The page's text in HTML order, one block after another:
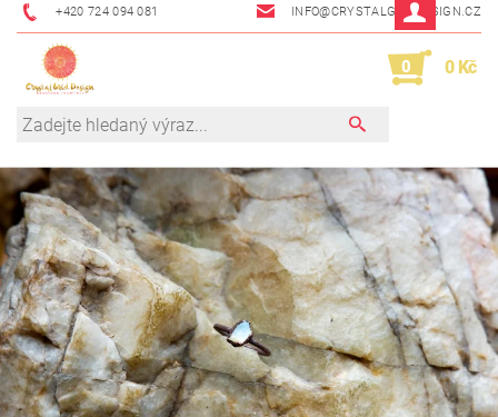
+420 724 094 081 INFO@CRYSTALGRIDDESIGN.CZ
0 0 Kč